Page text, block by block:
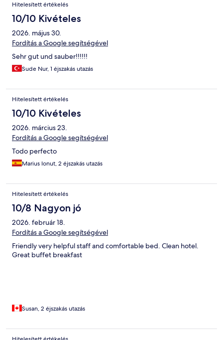
Hitelesített értékelés
10/10 Kivételes
2026. május 30.
Fordítás a Google segítségével
Sehr gut und sauber!!!!!!
Sude Nur, 1 éjszakás utazás
Hitelesített értékelés
10/10 Kivételes
2026. március 23.
Fordítás a Google segítségével
Todo perfecto
Marius Ionut, 2 éjszakás utazás
Hitelesített értékelés
10/8 Nagyon jó
2026. február 18.
Fordítás a Google segítségével
Friendly very helpful staff and comfortable bed. Clean hotel.
Great buffet breakfast
Susan, 2 éjszakás utazás